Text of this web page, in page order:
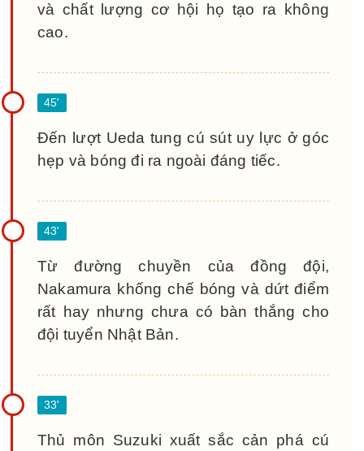
và chất lượng cơ hội họ tạo ra không
cao.
Đến lượt Ueda tung cú sút uy lực ở góc
hẹp và bóng đi ra ngoài đáng tiếc.
Từ đường chuyền của đồng đội,
Nakamura khống chế bóng và dứt điểm
rất hay nhưng chưa có bàn thắng cho
đội tuyển Nhật Bản.
Thủ môn Suzuki xuất sắc cản phá cú